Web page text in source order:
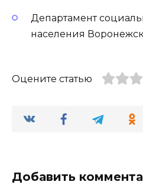
Департамент
населения
Оцените статью
Добавить